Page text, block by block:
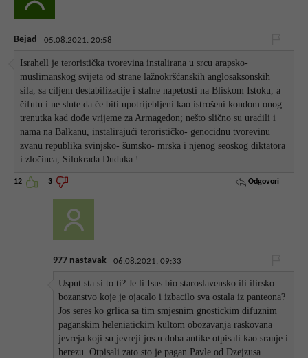
Bejad 05.08.2021. 20:58
Israhell je teroristička tvorevina instalirana u srcu arapsko-
muslimanskog svijeta od strane lažnokršćanskih anglosaksonskih
sila, sa ciljem destabilizacije i stalne napetosti na Bliskom Istoku, a
čifutu i ne slute da će biti upotrijebljeni kao istrošeni kondom onog
trenutka kad dođe vrijeme za Armagedon; nešto slično su uradili i
nama na Balkanu, instalirajući terorističko- genocidnu tvorevinu
zvanu republika svinjsko- šumsko- mrska i njenog seoskog diktatora
i zločinca, Silokrada Duduka !
12 3 Odgovori
977 nastavak 06.08.2021. 09:33
Usput sta si to ti? Je li Isus bio staroslavensko ili ilirsko
bozanstvo koje je ojacalo i izbacilo sva ostala iz panteona?
Jos seres ko grlica sa tim smjesnim gnostickim difuznim
paganskim heleniatickim kultom obozavanja raskovana
jevreja koji su jevreji jos u doba antike otpisali kao sranje i
herezu. Otpisali zato sto je pagan Pavle od Dzejzusa